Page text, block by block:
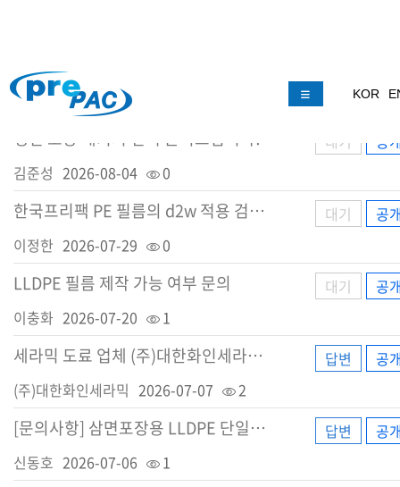
KOR
LLDPE 50mic 필름 구입문의
추선문 2026-08-05
냉면 포장 패키지 견적 문의드립니다! 대기
공
김준성 2026-08-04 0
한국프리팩 PE 필름의 d2w 적용 검토 제안 대기
공
이정한 2026-07-29 0
LLDPE 필름 제작 가능 여부 문의 대기
공
이충화 2026-07-20 1
세라믹 도료 업체 (주)대한화인세라믹 입니다. 답변
공
(주)대한화인세라믹 2026-07-07 2
[문의사항] 삼면포장용 LLDPE 단일재질 필름 검토 요청 답변
공
신동호 2026-07-06 1